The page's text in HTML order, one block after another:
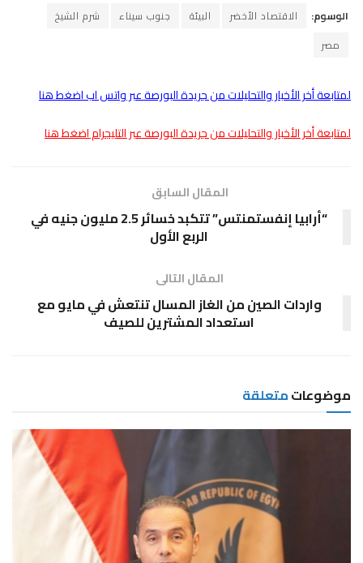
الوسوم: الاقتصاد الأخضر البيئة جنوب سيناء
شرم الشيخ
مصر
لمتابعة أخر الأخبار والتحليلات من جريدة البورصة عبر واتس اب اضغط هنا
لمتابعة أخر الأخبار والتحليلات من جريدة البورصة عبر التليجرام اضغط هنا
المقال السابق
“أرابيا إنفستمنتس” تتكبد خسائر 2.5 مليون جنيه في
الربع الأول
المقال التالى
واردات الصين من الغاز المسال تنتعش في مايو مع
استعداد المشترين للصيف
موضوعاتمتعلقة